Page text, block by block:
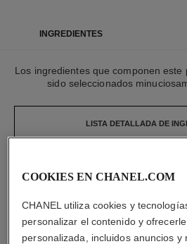
INGREDIENTES
Los ingredientes que componen este
sido seleccionados
LISTA DETALLADA DE
Los elementos que componen este
LISTA DETALLADA DE LOS
COOKIES EN CHANEL.COM
CHANEL utiliza cookies y
personalizar el contenido y
personalizada, incluidos anuncios y